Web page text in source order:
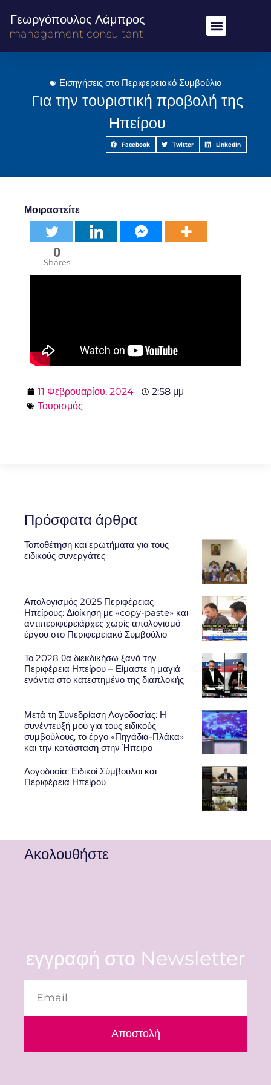
Γεωργόπουλος Λάμπρος
management consultant
Εισηγήσεις στο Περιφερειακό Συμβούλιο
Για την τουριστική προβολή της
Ηπείρου
Facebook Twitter LinkedIn
Μοιραστείτε
0
Shares
11 Φεβρουαρίου, 2024
2:58 μμ
Τουρισμός
Πρόσφατα άρθρα
Τοποθέτηση και ερωτήματα για τους
ειδικούς συνεργάτες
Απολογισμός 2025 Περιφέρειας
Ηπείρους: Διοίκηση με «copy-paste» και
αντιπεριφερειάρχες χωρίς απολογισμό
έργου στο Περιφερειακό Συμβούλιο
Το 2028 θα διεκδικήσω ξανά την
Περιφέρεια Ηπείρου – Είμαστε η μαγιά
ενάντια στο κατεστημένο της διαπλοκής
Μετά τη Συνεδρίαση Λογοδοσίας: Η
συνέντευξή μου για τους ειδικούς
συμβούλους, το έργο «Πηγάδια-Πλάκα»
και την κατάσταση στην Ήπειρο
Λογοδοσία: Ειδικοί Σύμβουλοι και
Περιφέρεια Ηπείρου
Ακολουθήστε
εγγραφή στο Newsletter
Αποστολή